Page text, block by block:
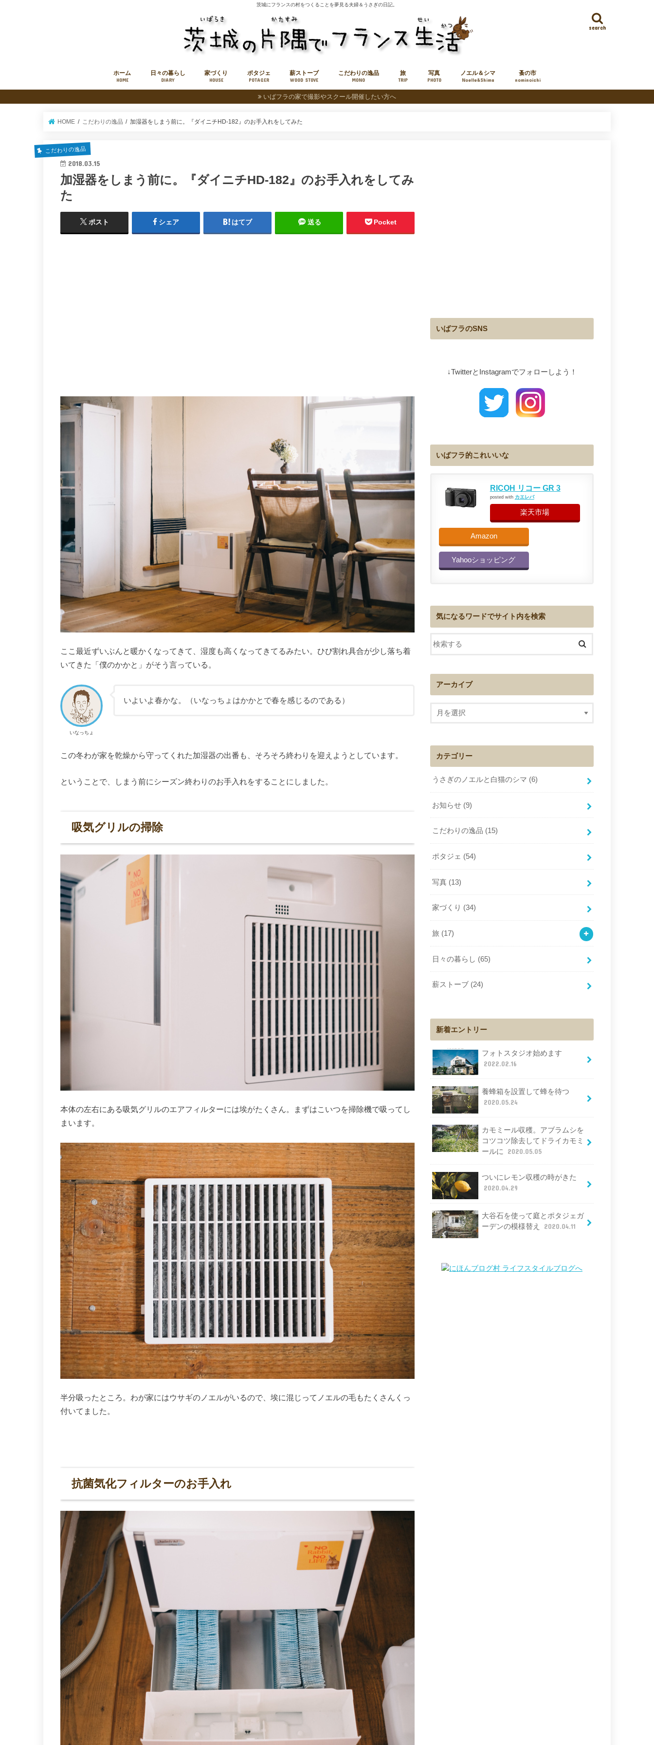
茨城にフランスの村をつくることを夢見る夫婦＆うさぎの日記。
search
ホーム
HOME
日々の暮らし
DIARY
家づくり
HOUSE
ポタジェ
POTAGER
薪ストーブ
WOOD STOVE
薪販売
こだわりの逸品
MONO
旅
TRIP
小旅
中旅
写真
PHOTO
ノエル＆シマ
Noelle&Shima
蚤の市
nominoichi
いばフラの家で撮影やスクール開催したい方へ
HOME こだわりの逸品 加湿器をしまう前に。『ダイニチHD-182』のお手入れをしてみた
こだわりの逸品
2018.03.15
加湿器をしまう前に。『ダイニチHD-182』のお手入れをしてみ
た
ポスト シェア はてブ 送る Pocket
ここ最近ずいぶんと暖かくなってきて、湿度も高くなってきてるみたい。ひび割れ具合が少し落ち着
いてきた「僕のかかと」がそう言っている。
いなっちょ
いよいよ春かな。（いなっちょはかかとで春を感じるのである）
この冬わが家を乾燥から守ってくれた加湿器の出番も、そろそろ終わりを迎えようとしています。
ということで、しまう前にシーズン終わりのお手入れをすることにしました。
吸気グリルの掃除
本体の左右にある吸気グリルのエアフィルターには埃がたくさん。まずはこいつを掃除機で吸ってし
まいます。
半分吸ったところ。わが家にはウサギのノエルがいるので、埃に混じってノエルの毛もたくさんくっ
付いてました。
抗菌気化フィルターのお手入れ
いばフラのSNS
↓TwitterとInstagramでフォローしよう！
いばフラ的これいいな
RICOH リコー GR 3
posted with カエレバ
楽天市場
Amazon
Yahooショッピング
気になるワードでサイト内を検索
アーカイブ
カテゴリー
うさぎのノエルと白猫のシマ (6)
お知らせ (9)
こだわりの逸品 (15)
ポタジェ (54)
写真 (13)
家づくり (34)
旅 (17)
日々の暮らし (65)
薪ストーブ (24)
新着エントリー
フォトスタジオ始めます
2022.02.16
養蜂箱を設置して蜂を待つ
2020.05.24
カモミール収穫。アブラムシを
コツコツ除去してドライカモミ
ールに
2020.05.05
ついにレモン収穫の時がきた
2020.04.29
大谷石を使って庭とポタジェガ
ーデンの模様替え
2020.04.11